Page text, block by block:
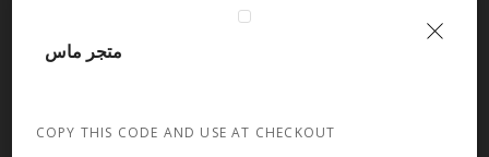
تجمع بين جودة التصميم العصري والعملي ، و شغف الابتكار و
متجر ماس
COPY THIS CODE AND USE AT CHECKOUT